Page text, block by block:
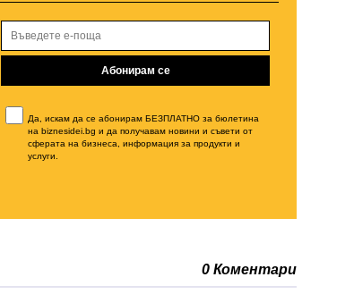
Да, искам да се абонирам БЕЗПЛАТНО за бюлетина
на biznesidei.bg и да получавам новини и съвети от
сферата на бизнеса, информация за продукти и
услуги.
0 Коментари